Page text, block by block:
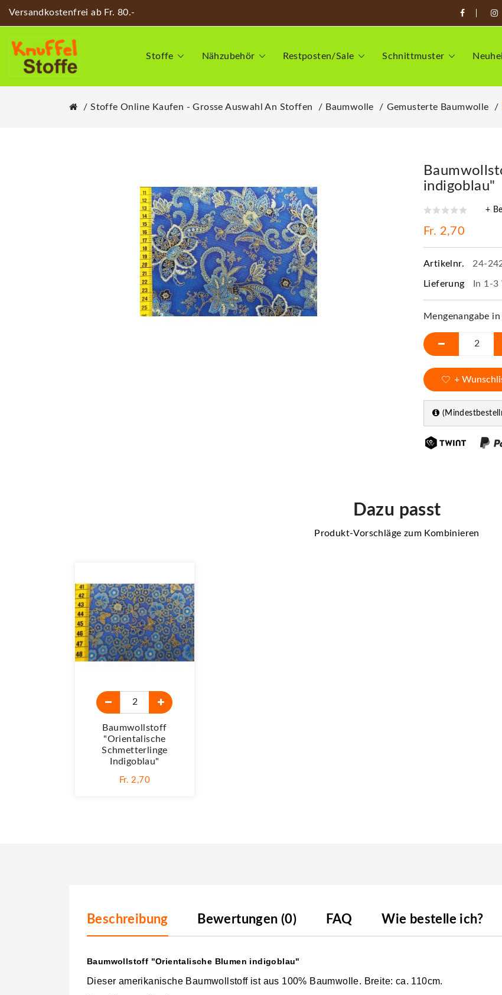
Versandkostenfrei ab Fr. 80.-
Stoffe Nähzubehör Restposten/Sale Schnittmuster
Stoffe Online Kaufen - Grosse Auswahl An Stoffen Baumwolle Gemusterte Baumwolle
indigoblau"
+
Fr. 2,70
Artikelnr. 24-
Lieferung In 1-
Mengenangabe
+
Dazu passt
Produkt-Vorschläge zum Kombinieren
Baumwollstoff
"Orientalische
Schmetterlinge
Indigoblau"
Fr. 2,70
Beschreibung Bewertungen (0) FAQ Wie bestelle ich?
Baumwollstoff "Orientalische Blumen indigoblau"
Dieser amerikanische Baumwollstoff ist aus 100% Baumwolle. Breite: ca. 110cm.